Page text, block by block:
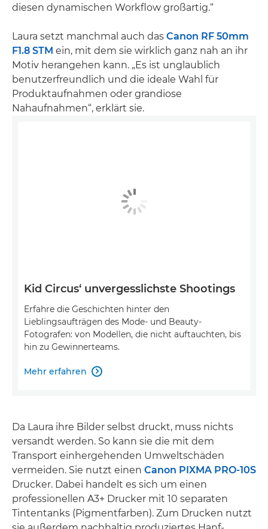
diesen dynamischen Workflow großartig.“
Laura setzt manchmal auch das Canon RF 50mm
F1.8 STM ein, mit dem sie wirklich ganz nah an ihr
Motiv herangehen kann. „Es ist unglaublich
benutzerfreundlich und die ideale Wahl für
Produktaufnahmen oder grandiose
Nahaufnahmen“, erklärt sie.
Kid Circus‘ unvergesslichste Shootings
Erfahre die Geschichten hinter den
Lieblingsaufträgen des Mode- und Beauty-
Fotografen: von Modellen, die nicht auftauchten, bis
hin zu Gewinnerteams.
Mehr erfahren 
Da Laura ihre Bilder selbst druckt, muss nichts
versandt werden. So kann sie die mit dem
Transport einhergehenden Umweltschäden
vermeiden. Sie nutzt einen Canon PIXMA PRO-10S
Drucker. Dabei handelt es sich um einen
professionellen A3+ Drucker mit 10 separaten
Tintentanks (Pigmentfarben). Zum Drucken nutzt